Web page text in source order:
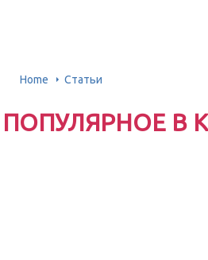
Home Статьи
ПОПУЛЯРНОЕ В